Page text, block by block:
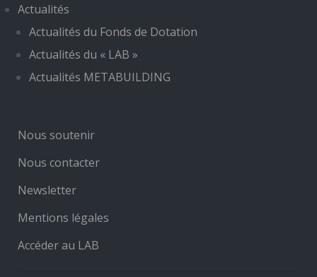
Actualités
Actualités du Fonds de Dotation
Actualités du « LAB »
Actualités METABUILDING
Nous soutenir
Nous contacter
Newsletter
Mentions légales
Accéder au LAB